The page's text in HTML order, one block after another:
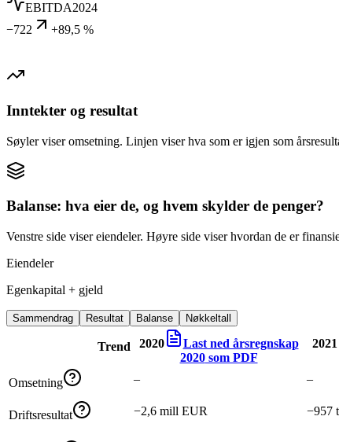
EBITDA2024
−722
+89,5 %
Inntekter og resultat
Søyler viser omsetning. Linjen viser hva som er igjen som
Balanse: hva eier de, og hvem skylder de penger?
Venstre side viser eiendeler. Høyre side viser hvordan de er
Eiendeler
Egenkapital + gjeld
Sammendrag Resultat Balanse Nøkkeltall
Trend 2020
Last ned årsregnskap
2020som PDF
2021
Omsetning – –
Driftsresultat −2,6 mill EUR −957